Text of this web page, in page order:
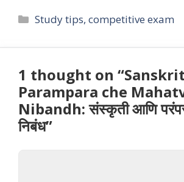
Categories
Study tips, competitive exam
1 thought on
Parampara che
Nibandh: संस्कृती आणि
निबंध”